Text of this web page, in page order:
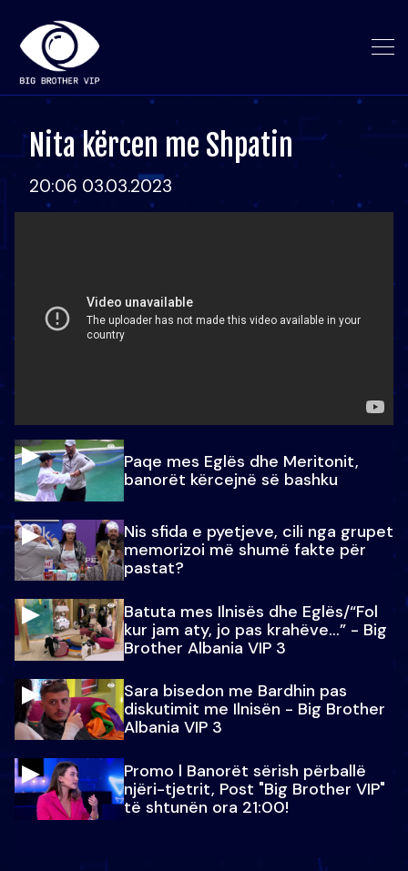
Nita kërcen me Shpatin
20:06 03.03.2023
Paqe mes Eglës dhe Meritonit,
banorët kërcejnë së bashku
Nis sfida e pyetjeve, cili nga grupet
memorizoi më shumë fakte për
pastat?
Batuta mes Ilnisës dhe Eglës/“Fol
kur jam aty, jo pas krahëve…” - Big
Brother Albania VIP 3
Sara bisedon me Bardhin pas
diskutimit me Ilnisën - Big Brother
Albania VIP 3
Promo l Banorët sërish përballë
njëri-tjetrit, Post "Big Brother VIP"
të shtunën ora 21:00!